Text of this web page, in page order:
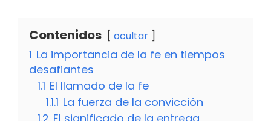
Contenidos ocultar
1 La importancia de la fe en tiempos
desafiantes
1.1 El llamado de la fe
1.1.1 La fuerza de la convicción